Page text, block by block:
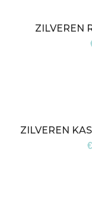
ZILVEREN
ZILVEREN
€